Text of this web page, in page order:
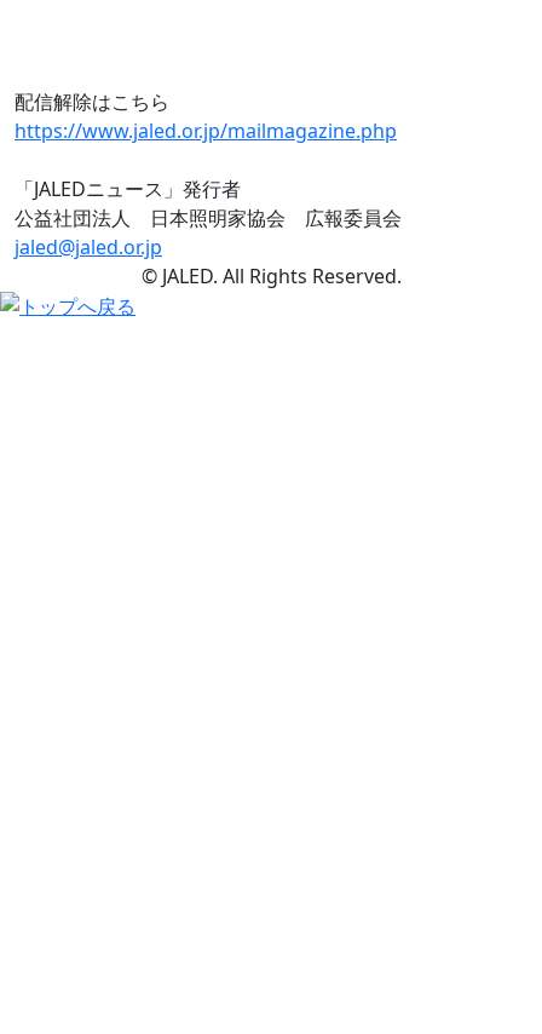
配信解除はこちら
https://www.jaled.or.jp/mailmagazine.php
「JALEDニュース」発行者
公益社団法人 日本照明家協会 広報委員会
jaled@jaled.or.jp
© JALED. All Rights Reserved.